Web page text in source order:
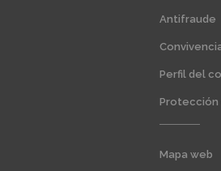
Antifraude
Perfil del
Protección
Mapa web